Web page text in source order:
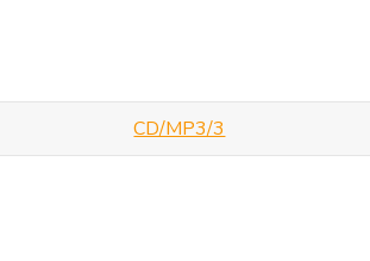
CD/MP3/3